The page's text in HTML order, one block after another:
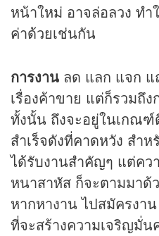
หน้าใหม่ อาจล่อลวง ทำ
ค่าด้วยเช่นกัน
การงาน ลด แลก แจก แ
เรื่องค้าขาย แต่ก็รวมถึ
ทั้งนั้น ถึงจะอยู่ในเกณฑ์
สำเร็จดังที่คาดหวัง สำ
ได้รับงานสำคัญๆ แต่ค
หนาสาหัส ก็จะตามมาด้
หากหางาน ไปสมัครงา
ที่จะสร้างความเจริญมั่น